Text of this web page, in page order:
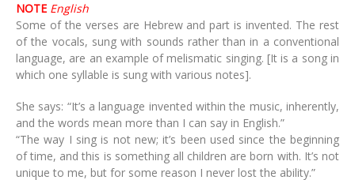
NOTE English
Some of the verses are Hebrew and part is invented. The rest
of the vocals, sung with sounds rather than in a conventional
language, are an example of melismatic singing. [It is a song in
which one syllable is sung with various notes].
She says: “It’s a language invented within the music, inherently,
and the words mean more than I can say in English.”
“The way I sing is not new; it’s been used since the beginning
of time, and this is something all children are born with. It’s not
unique to me, but for some reason I never lost the ability.”